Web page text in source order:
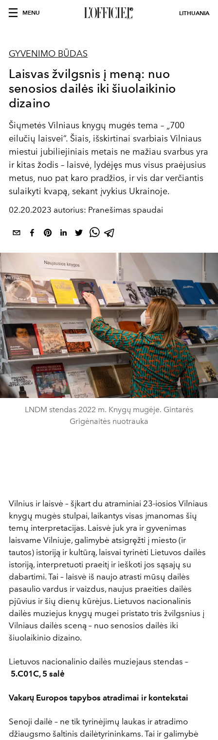
MENU LITHUANIA
GYVENIMO BŪDAS
Laisvas žvilgsnis į meną: nuo
senosios dailės iki šiuolaikinio
dizaino
Šiųmetės Vilniaus knygų mugės tema – „700
eilučių laisvei“. Šiais, išskirtinai svarbiais Vilniaus
miestui jubiliejiniais metais ne mažiau svarbus yra
ir kitas žodis – laisvė, lydėjęs mus visus praėjusius
metus, nuo pat karo pradžios, ir vis dar verčiantis
sulaikyti kvapą, sekant įvykius Ukrainoje.
02.20.2023 autorius: Pranešimas spaudai
LNDM stendas 2022 m. Knygų mugėje. Gintarės
Grigėnaitės nuotrauka
Vilnius ir laisvė – šįkart du atraminiai 23-iosios Vilniaus
knygų mugės stulpai, laikantys visas įmanomas šių
temų interpretacijas. Laisvė juk yra ir gyvenimas
laisvame Vilniuje, galimybė atsigręžti į miesto (ir
tautos) istoriją ir kultūrą, laisvai tyrinėti Lietuvos dailės
istoriją, interpretuoti praeitį ir ieškoti jos sąsajų su
dabartimi. Tai – laisvė iš naujo atrasti mūsų dailės
pasaulio vardus ir vaizdus, naujus praeities dailės
pjūvius ir šių dienų kūrėjus. Lietuvos nacionalinis
dailės muziejus knygų mugei pristato tris žvilgsnius į
Vilniaus dailės sceną – nuo senosios dailės iki
šiuolaikinio dizaino.
Lietuvos nacionalinio dailės muziejaus stendas –
5.C01C, 5 salė
Vakarų Europos tapybos atradimai ir kontekstai
Senoji dailė – ne tik tyrinėjimų laukas ir atradimo
džiaugsmo šaltinis dailėtyrininkams. Tai ir galimybė